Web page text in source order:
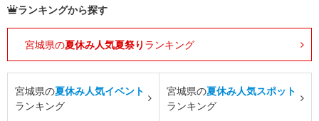
ランキングから探す
宮城県の夏休み人気夏祭り ランキング
宮城県の夏休み人気イベント
ランキング
宮城県の夏休み人気スポット
ランキング